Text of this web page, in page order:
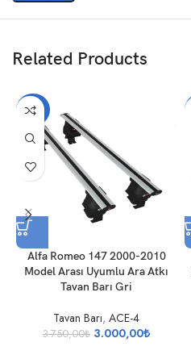
Related Products
-20%
Alfa Romeo 147 2000-2010
Model Arası Uyumlu Ara Atkı
Tavan Barı Gri
Tavan Barı, ACE-4
3.750,00₺ 3.000,00₺